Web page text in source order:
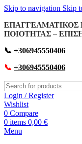
Skip to navigation Skip
ΕΠΑΓΓΕΛΜΑΤΙΚΟΣ
ΠΟΙΟΤΗΤΑΣ –
📞 +306945550406
📞 +306945550406
Login / Register
Wishlist
0 Compare
0 items 0,00 €
Menu